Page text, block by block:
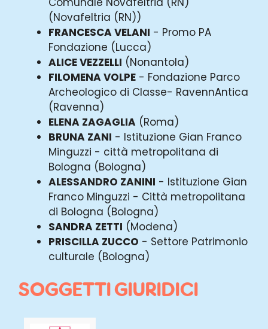
(Novafeltria (RN))
FRANCESCA VELANI - Promo PA
Fondazione (Lucca)
ALICE VEZZELLI (Nonantola)
FILOMENA VOLPE - Fondazione Parco
Archeologico di Classe- RavennAntica
(Ravenna)
ELENA ZAGAGLIA (Roma)
BRUNA ZANI - Istituzione Gian Franco
Minguzzi - città metropolitana di
Bologna (Bologna)
ALESSANDRO ZANINI - Istituzione Gian
Franco Minguzzi - Città metropolitana
di Bologna (Bologna)
SANDRA ZETTI (Modena)
PRISCILLA ZUCCO - Settore Patrimonio
culturale (Bologna)
SOGGETTI GIURIDICI